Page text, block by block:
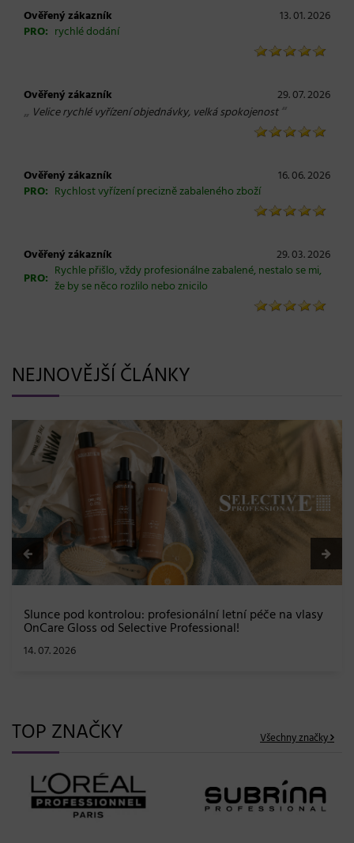
Ověřený zákazník
13. 01. 2026
PRO: rychlé dodání
Ověřený zákazník 29. 07. 2026
„ Velice rychlé vyřízení objednávky, velká spokojenost“
Ověřený zákazník
16. 06. 2026
PRO: Rychlost vyřízení precizně zabaleného zboží
Ověřený zákazník
29. 03. 2026
PRO: Rychle přišlo, vždy profesionálne zabalené, nestalo se mi,
že by se něco rozlilo nebo znicilo
NEJNOVĚJŠÍ ČLÁNKY
letní péče na vlasy
BLONDME přichází s novou
a maximální péče bez
08. 06. 2026
TOP ZNAČKY Všechny značky